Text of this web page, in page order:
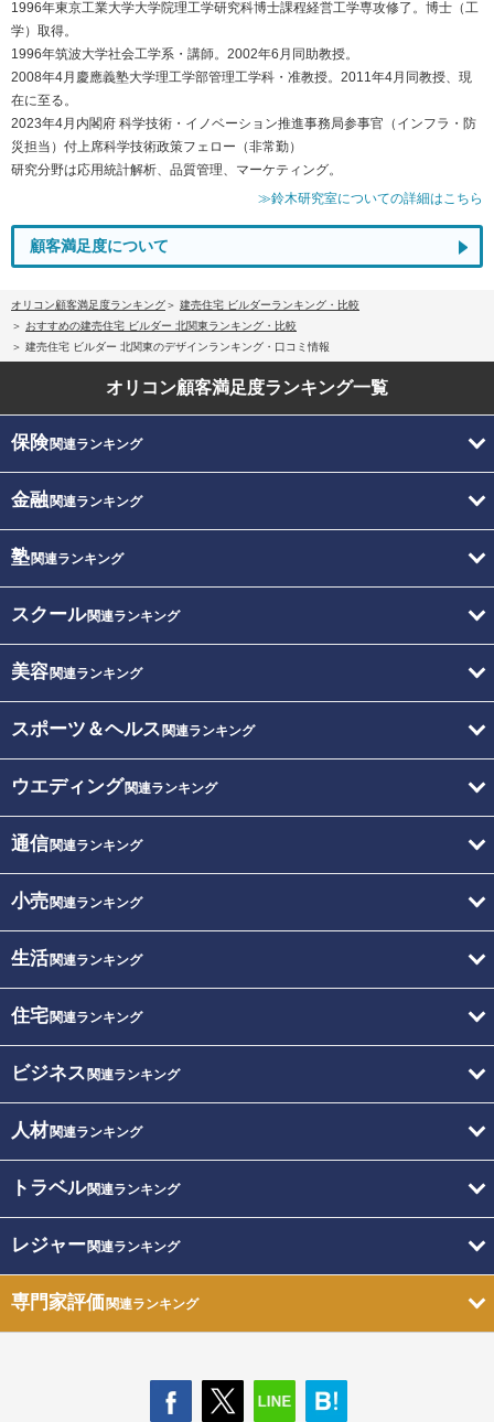
1996年東京工業大学大学院理工学研究科博士課程経営工学専攻修了。博士（工
学）取得。
1996年筑波大学社会工学系・講師。2002年6月同助教授。
2008年4月慶應義塾大学理工学部管理工学科・准教授。2011年4月同教授、現
在に至る。
2023年4月内閣府 科学技術・イノベーション推進事務局参事官（インフラ・防
災担当）付上席科学技術政策フェロー（非常勤）
研究分野は応用統計解析、品質管理、マーケティング。
≫鈴木研究室についての詳細はこちら
顧客満足度について
オリコン顧客満足度ランキング
建売住宅 ビルダーランキング・比較
おすすめの建売住宅 ビルダー 北関東ランキング・比較
建売住宅 ビルダー 北関東のデザインランキング・口コミ情報
オリコン顧客満足度ランキング一覧
保険関連ランキング
金融関連ランキング
塾関連ランキング
スクール関連ランキング
美容関連ランキング
スポーツ＆ヘルス 関連ランキング
ウエディング関連ランキング
通信関連ランキング
小売関連ランキング
生活関連ランキング
住宅関連ランキング
ビジネス 関連ランキング
人材関連ランキング
トラベル関連ランキング
レジャー関連ランキング
専門家評価関連ランキング